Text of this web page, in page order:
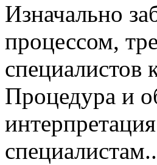
Изначально
процессом,
специалистов
Процедура и